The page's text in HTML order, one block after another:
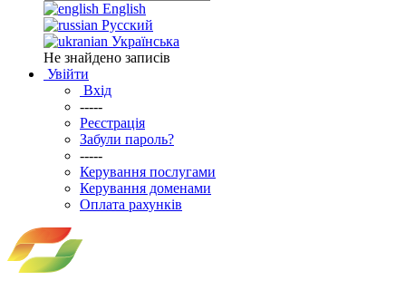
English
Русский
Українська
Не знайдено записів
Увійти
Вхід
-----
Реєстрація
Забули пароль?
-----
Керування послугами
Керування доменами
Оплата рахунків